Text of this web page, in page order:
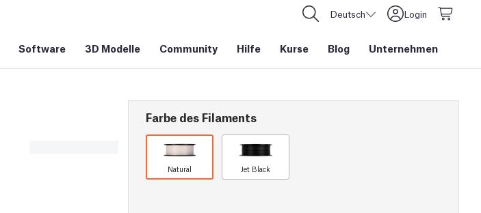
Deutsch Login
Software 3D Modelle Community Hilfe Kurse Blog Unternehmen
Farbe des Filaments
Natural Jet Black